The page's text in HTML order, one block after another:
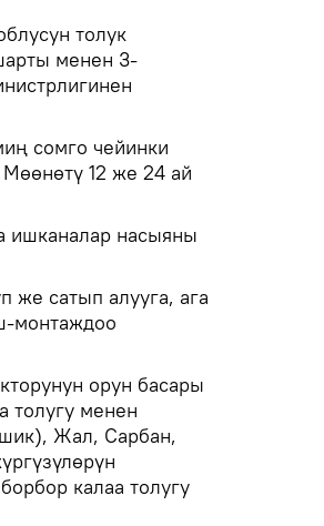
толук
менен 3-
сомго чейинки
12 же 24 ай
ишканалар насыяны
же сатып алууга, ага
монтаждоо
орун басары
толугу менен
Жал, Сарбан,
калаа толугу